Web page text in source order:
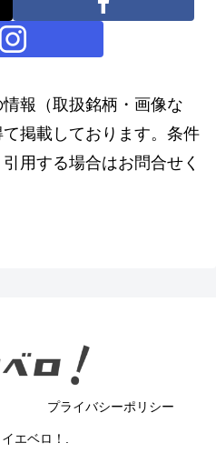
報（取扱銘柄・画像な
掲載しております。条件
用する場合はお問合せく
プライバシーポリシー
エベロ！.